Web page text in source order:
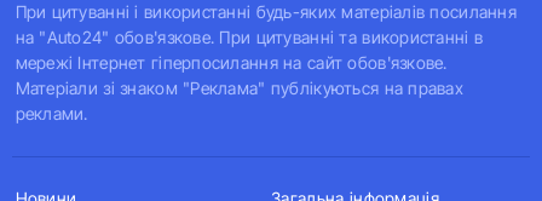
При цитуванні і використанні будь-яких матеріалів посилання
на "Auto24" обов'язкове. При цитуванні та використанні в
мережі Інтернет гіперпосилання на сайт обов'язкове.
Матеріали зі знаком "Реклама" публікуються на правах
реклами.